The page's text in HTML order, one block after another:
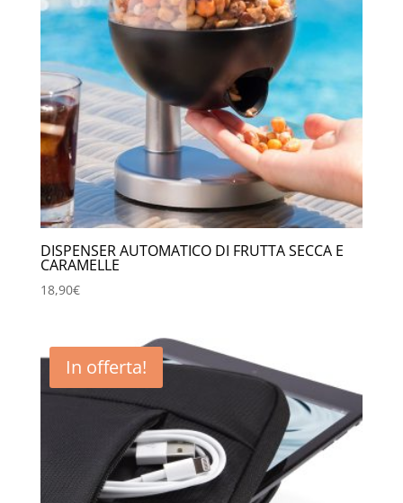
DISPENSER AUTOMATICO DI FRUTTA SECCA E
CARAMELLE
18,90€
In offerta!